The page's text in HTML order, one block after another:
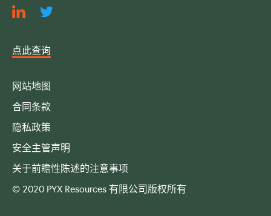
点此查询
网站地图
合同条款
隐私政策
安全主管声明
关于前瞻性陈述的注意事项
© 2020 PYX Resources 有限公司版权所有